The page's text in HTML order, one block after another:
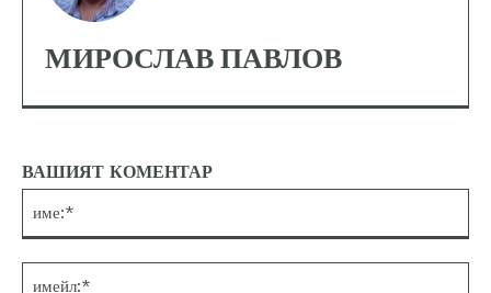
МИРОСЛАВ ПАВЛОВ
ВАШИЯТ КОМЕНТАР